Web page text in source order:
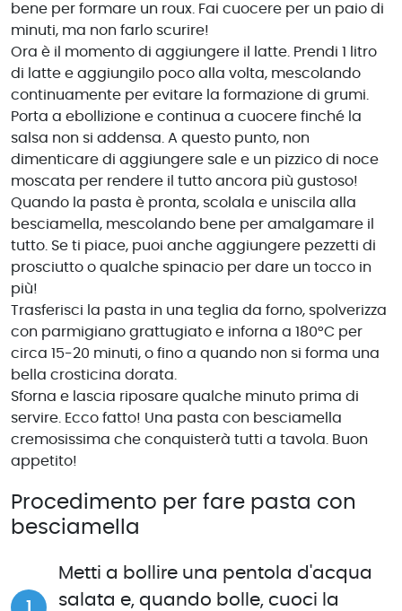
bene per formare un roux. Fai cuocere per un paio di
minuti, ma non farlo scurire!
Ora è il momento di aggiungere il latte. Prendi 1 litro
di latte e aggiungilo poco alla volta, mescolando
continuamente per evitare la formazione di grumi.
Porta a ebollizione e continua a cuocere finché la
salsa non si addensa. A questo punto, non
dimenticare di aggiungere sale e un pizzico di noce
moscata per rendere il tutto ancora più gustoso!
Quando la pasta è pronta, scolala e uniscila alla
besciamella, mescolando bene per amalgamare il
tutto. Se ti piace, puoi anche aggiungere pezzetti di
prosciutto o qualche spinacio per dare un tocco in
più!
Trasferisci la pasta in una teglia da forno, spolverizza
con parmigiano grattugiato e inforna a 180°C per
circa 15-20 minuti, o fino a quando non si forma una
bella crosticina dorata.
Sforna e lascia riposare qualche minuto prima di
servire. Ecco fatto! Una pasta con besciamella
cremosissima che conquisterà tutti a tavola. Buon
appetito!
Procedimento per fare pasta con
besciamella
Metti a bollire una pentola d'acqua
salata e, quando bolle, cuoci la